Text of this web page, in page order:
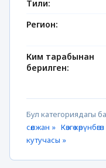
Тили:
Регион:
Ким тарабынан
берилген:
Бул категориядагы
сөөлжан » Көзгө
кутучасы »